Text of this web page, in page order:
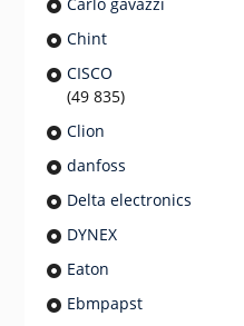
Chint
CISCO
(49 835)
Clion
danfoss
Delta electronics
DYNEX
Eaton
Ebmpapst